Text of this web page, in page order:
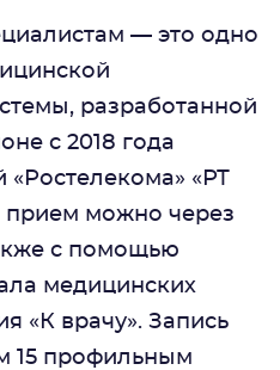
— это одно
разработанной
с 2018 года
«РТ
прием можно через
с помощью
медицинских
«К врачу». Запись
15 профильным